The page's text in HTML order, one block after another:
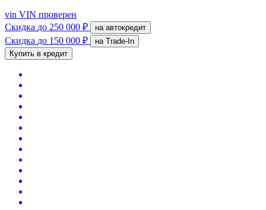
vin VIN проверен
Скидка до 250 000 ₽ на автокредит
Скидка до 150 000 ₽
на Trade-In
Купить в кредит